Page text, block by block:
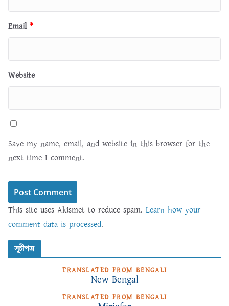
Email *
Website
Save my name, email, and website in this browser for the
next time I comment.
This site uses Akismet to reduce spam. Learn how your
comment data is processed.
সূচীপত্র
TRANSLATED FROM BENGALI
New Bengal
TRANSLATED FROM BENGALI